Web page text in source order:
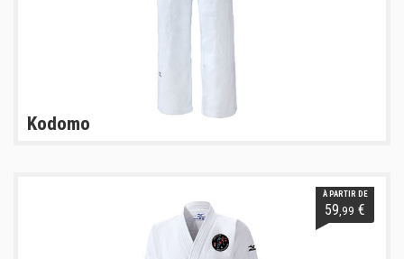
Kodomo
À PARTIR DE
59,99 €